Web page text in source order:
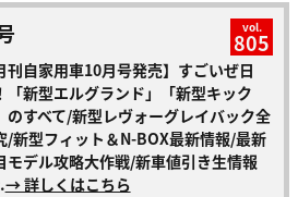
vol.
805
刊自家用車10月号発売】すごいぜ日
「新型エルグランド」「新型キック
のすべて/新型レヴォーグレイバック全
/新型フィット＆N-BOX最新情報/最新
モデル攻略大作戦/新車値引き生情報
→ 詳しくはこちら